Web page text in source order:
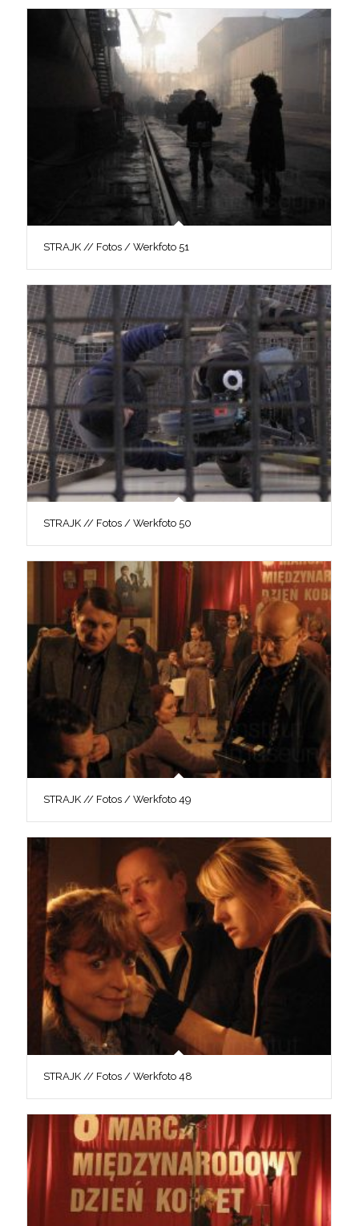
STRAJK // Fotos / Werkfoto 51
STRAJK // Fotos / Werkfoto 50
STRAJK // Fotos / Werkfoto 49
STRAJK // Fotos / Werkfoto 48